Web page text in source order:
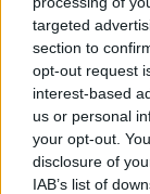
targeted
section to
opt-out request
interest-based
us or personal
your opt-out.
disclosure of
IAB’s list of